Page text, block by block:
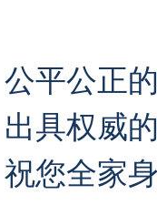
平公正
具权威
您全家